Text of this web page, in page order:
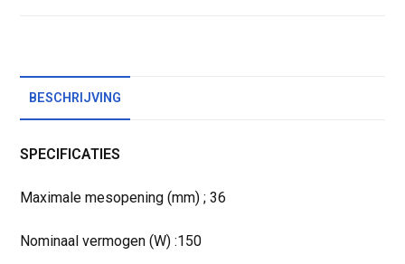
BESCHRIJVING
SPECIFICATIES
Maximale mesopening (mm) ; 36
Nominaal vermogen (W) :150